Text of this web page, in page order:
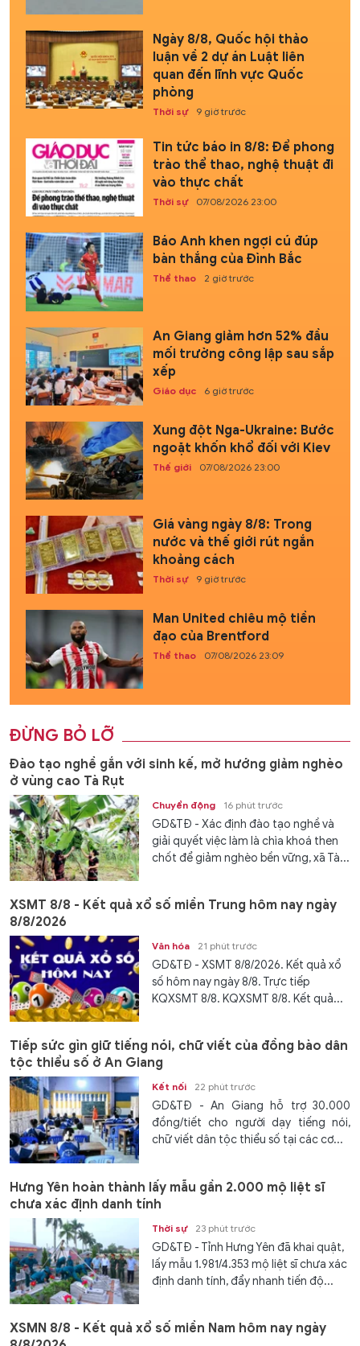
Ngày 8/8, Quốc hội thảo
luận về 2 dự án Luật liên
quan đến lĩnh vực Quốc
phòng
Thời sự 9 giờ trước
Tin tức báo in 8/8: Để phong
trào thể thao, nghệ thuật đi
vào thực chất
Thời sự 07/08/2026 23:00
Báo Anh khen ngợi cú đúp
bàn thắng của Đình Bắc
Thể thao 2 giờ trước
An Giang giảm hơn 52% đầu
mối trường công lập sau sắp
xếp
Giáo dục 6 giờ trước
Xung đột Nga-Ukraine: Bước
ngoặt khốn khổ đối với Kiev
Thế giới 07/08/2026 23:00
Giá vàng ngày 8/8: Trong
nước và thế giới rút ngắn
khoảng cách
Thời sự 9 giờ trước
Man United chiêu mộ tiền
đạo của Brentford
Thể thao 07/08/2026 23:09
ĐỪNG BỎ LỠ
Đào tạo nghề gắn với sinh kế, mở hướng giảm nghèo
ở vùng cao Tà Rụt
Chuyển động 16 phút trước
GD&TĐ - Xác định đào tạo nghề và
giải quyết việc làm là chìa khoá then
chốt để giảm nghèo bền vững, xã Tà...
XSMT 8/8 - Kết quả xổ số miền Trung hôm nay ngày
8/8/2026
Văn hóa 21 phút trước
GD&TĐ - XSMT 8/8/2026. Kết quả xổ
số hôm nay ngày 8/8. Trực tiếp
KQXSMT 8/8. KQXSMT 8/8. Kết quả...
Tiếp sức gìn giữ tiếng nói, chữ viết của đồng bào dân
tộc thiểu số ở An Giang
Kết nối 22 phút trước
GD&TĐ - An Giang hỗ trợ 30.000
đồng/tiết cho người dạy tiếng nói,
chữ viết dân tộc thiểu số tại các cơ...
Hưng Yên hoàn thành lấy mẫu gần 2.000 mộ liệt sĩ
chưa xác định danh tính
Thời sự 23 phút trước
GD&TĐ - Tỉnh Hưng Yên đã khai quật,
lấy mẫu 1.981/4.353 mộ liệt sĩ chưa xác
định danh tính, đẩy nhanh tiến độ...
XSMN 8/8 - Kết quả xổ số miền Nam hôm nay ngày